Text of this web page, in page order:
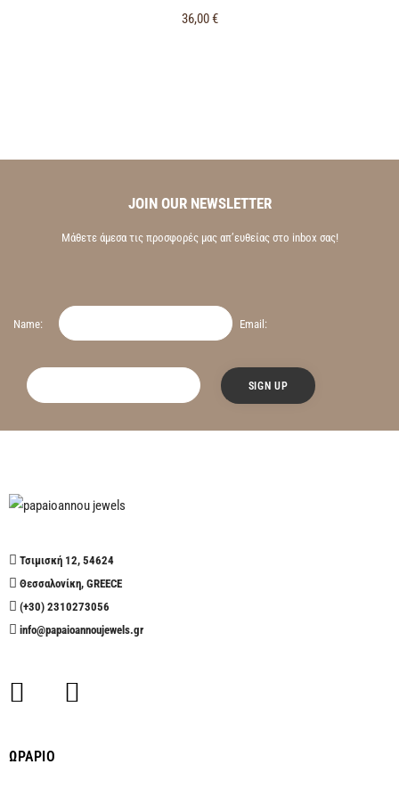
36,00€
JOIN OUR NEWSLETTER
Μάθετε άμεσα τις προσφορές μας απ’ευθείας στο inbox σας!
Name: Email:
Τσιμισκή 12, 54624
Θεσσαλονίκη, GREECE
(+30) 2310273056
info@papaioannoujewels.gr
ΩΡΑΡΙΟ